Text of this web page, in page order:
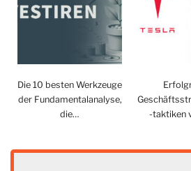
Die 10 besten Werkzeuge
der Fundamentalanalyse,
die…
-taktiken